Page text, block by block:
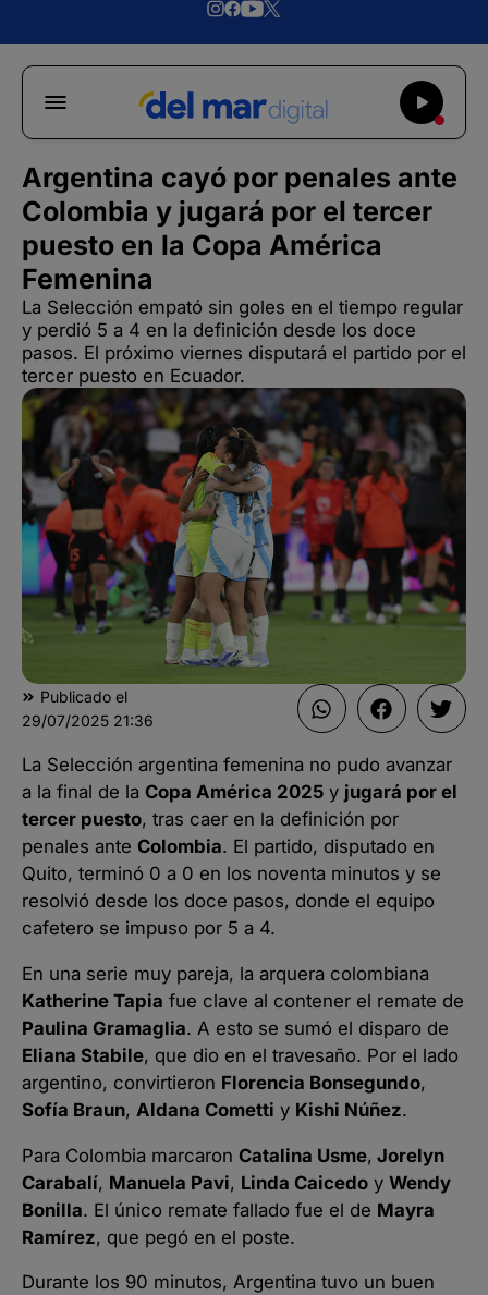
Argentina cayó por penales ante
Colombia y jugará por el tercer
puesto en la Copa América
Femenina
La Selección empató sin goles en el tiempo regular
y perdió 5 a 4 en la definición desde los doce
pasos. El próximo viernes disputará el partido por el
tercer puesto en Ecuador.
Publicado el
29/07/2025 21:36
La Selección argentina femenina no pudo avanzar
a la final de la Copa América 2025 y jugará por el
tercer puesto, tras caer en la definición por
penales ante Colombia. El partido, disputado en
Quito, terminó 0 a 0 en los noventa minutos y se
resolvió desde los doce pasos, donde el equipo
cafetero se impuso por 5 a 4.
En una serie muy pareja, la arquera colombiana
Katherine Tapia fue clave al contener el remate de
Paulina Gramaglia. A esto se sumó el disparo de
Eliana Stabile, que dio en el travesaño. Por el lado
argentino, convirtieron Florencia Bonsegundo,
Sofía Braun, Aldana Cometti y Kishi Núñez.
Para Colombia marcaron Catalina Usme, Jorelyn
Carabalí, Manuela Pavi, Linda Caicedo y Wendy
Bonilla. El único remate fallado fue el de Mayra
Ramírez, que pegó en el poste.
Durante los 90 minutos, Argentina tuvo un buen